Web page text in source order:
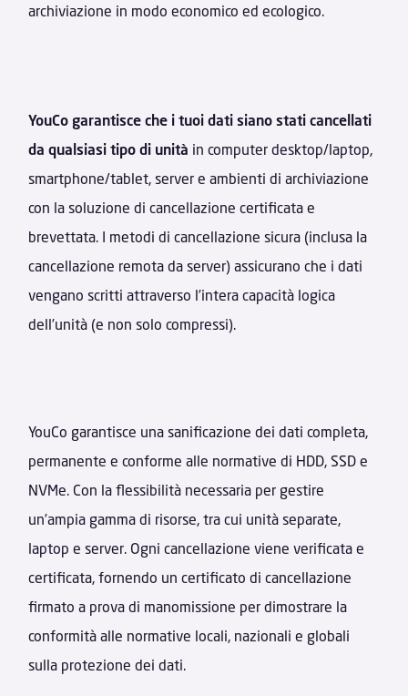
archiviazione in modo economico ed ecologico.
YouCo garantisce che i tuoi dati siano stati cancellati
da qualsiasi tipo di unità in computer desktop/laptop,
smartphone/tablet, server e ambienti di archiviazione
con la soluzione di cancellazione certificata e
brevettata. I metodi di cancellazione sicura (inclusa la
cancellazione remota da server) assicurano che i dati
vengano scritti attraverso l’intera capacità logica
dell’unità (e non solo compressi).
YouCo garantisce una sanificazione dei dati completa,
permanente e conforme alle normative di HDD, SSD e
NVMe. Con la flessibilità necessaria per gestire
un’ampia gamma di risorse, tra cui unità separate,
laptop e server. Ogni cancellazione viene verificata e
certificata, fornendo un certificato di cancellazione
firmato a prova di manomissione per dimostrare la
conformità alle normative locali, nazionali e globali
sulla protezione dei dati.